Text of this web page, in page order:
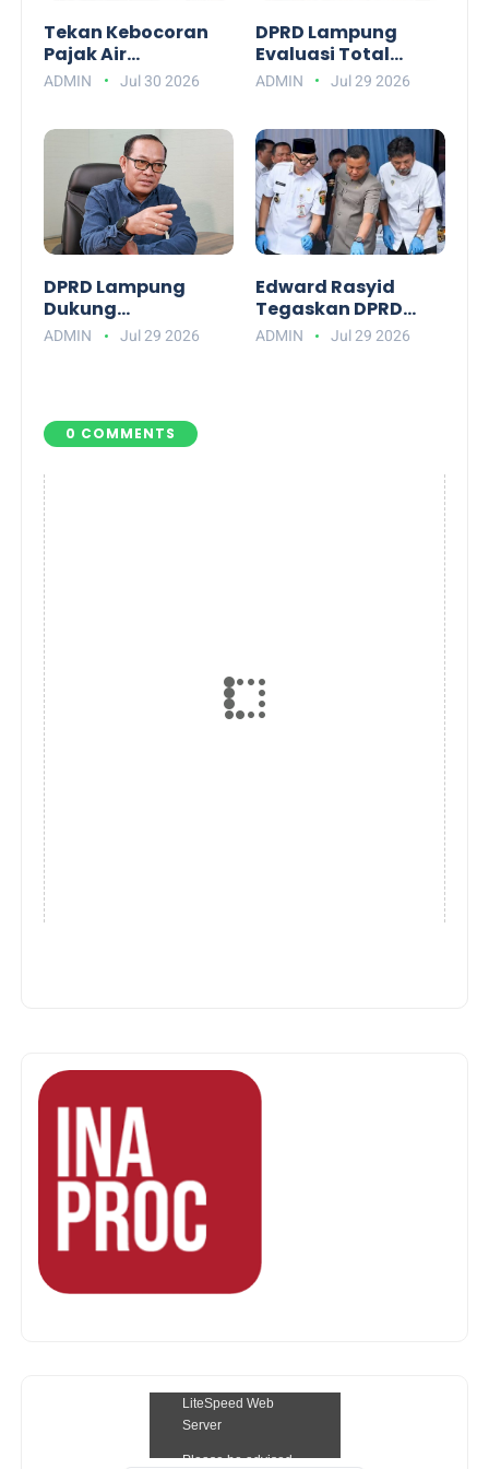
Tekan Kebocoran
Pajak Air
Permukaan, DPRD
Watermeter
ADMIN Jul 30 2026
DPRD Lampung
Evaluasi Total
APBD: Soroti Alkes
ADMIN Jul 29 2026
DPRD Lampung
Dukung
Pemutakhiran Data
ADMIN Jul 29 2026
Edward Rasyid
Tegaskan DPRD
Lampung Dukung
ADMIN Jul 29 2026
0 COMMENTS